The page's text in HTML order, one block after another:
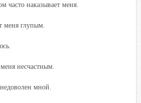
часто наказывает меня.
меня глупым.
несчастным.
мной.